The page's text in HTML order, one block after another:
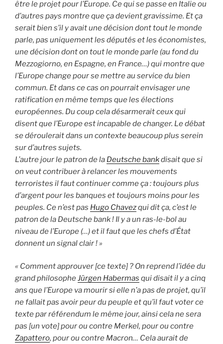
être le projet pour l’Europe. Ce qui se passe en Italie ou
d’autres pays montre que ça devient gravissime. Et ça
serait bien s’il y avait une décision dont tout le monde
parle, pas uniquement les députés et les économistes,
une décision dont on tout le monde parle (au fond du
Mezzogiorno, en Espagne, en France…) qui montre que
l’Europe change pour se mettre au service du bien
commun. Et dans ce cas on pourrait envisager une
ratification en même temps que les élections
européennes. Du coup cela désarmerait ceux qui
disent que l’Europe est incapable de changer. Le débat
se déroulerait dans un contexte beaucoup plus serein
sur d’autres sujets.
L’autre jour le patron de la Deutsche bankdisait que si
on veut contribuer à relancer les mouvements
terroristes il faut continuer comme ça : toujours plus
d’argent pour les banques et toujours moins pour les
peuples. Ce n’est pas Hugo Chavezqui dit ça, c’est le
patron de la Deutsche bank ! Il y a un ras-le-bol au
niveau de l’Europe (…) et il faut que les chefs d’État
donnent un signal clair ! »
« Comment approuver [ce texte] ? On reprend l’idée du
grand philosopheJürgen Habermas qui disait il y a cinq
ans que l’Europe va mourir si elle n’a pas de projet, qu’il
ne fallait pas avoir peur du peuple et qu’il faut voter ce
texte par référendum le même jour, ainsi cela ne sera
pas [un vote] pour ou contre Merkel, pour ou contre
Zapattero, pour ou contre Macron… Cela aurait de